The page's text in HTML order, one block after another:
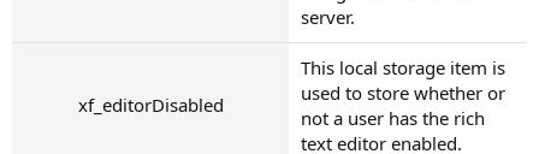
server.
xf_editorDisabled
This local storage item is
used to store whether or
not a user has the rich
text editor enabled.